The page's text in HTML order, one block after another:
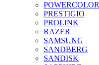
POWERCOLOR
PRESTIGIO
PROLINK
RAZER
SAMSUNG
SANDBERG
SANDISK